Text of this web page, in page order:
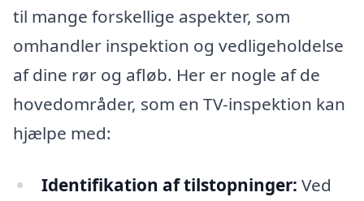
til mange forskellige aspekter, som
omhandler inspektion og vedligeholdelse
af dine rør og afløb. Her er nogle af de
hovedområder, som en TV-inspektion kan
hjælpe med:
Identifikation af tilstopninger: Ved